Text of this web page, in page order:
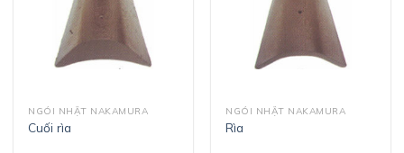
NGÓI NHẬT NAKAMURA
Cuối rìa
NGÓI NHẬT NAKAMURA
Rìa